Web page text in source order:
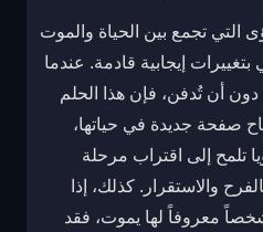
التي تجمع بين الحياة والموت
إيجابية قادمة. عندما
دون أن تُدفن، فإن هذا الحلم
صفحة جديدة في حياتها،
تلمح إلى اقتراب مرحلة
والاستقرار. كذلك، إذا
معروفاً لها يموت، فقد